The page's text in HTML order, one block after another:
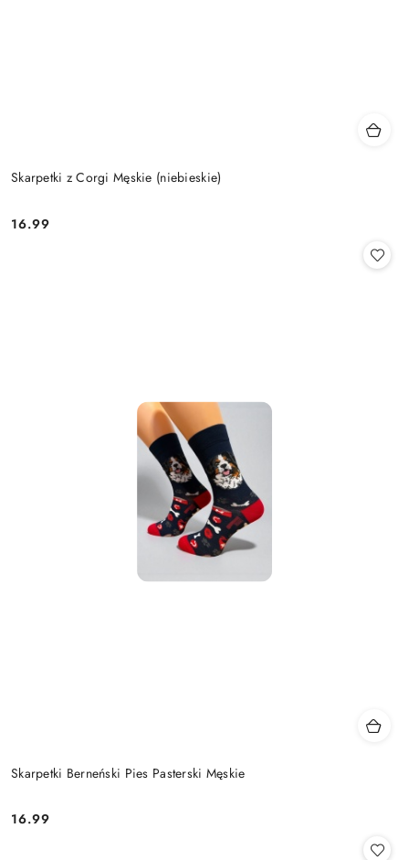
Skarpetki z Corgi Męskie (niebieskie)
Cena:
16.99
Skarpetki Berneński Pies Pasterski Męskie
Cena:
16.99